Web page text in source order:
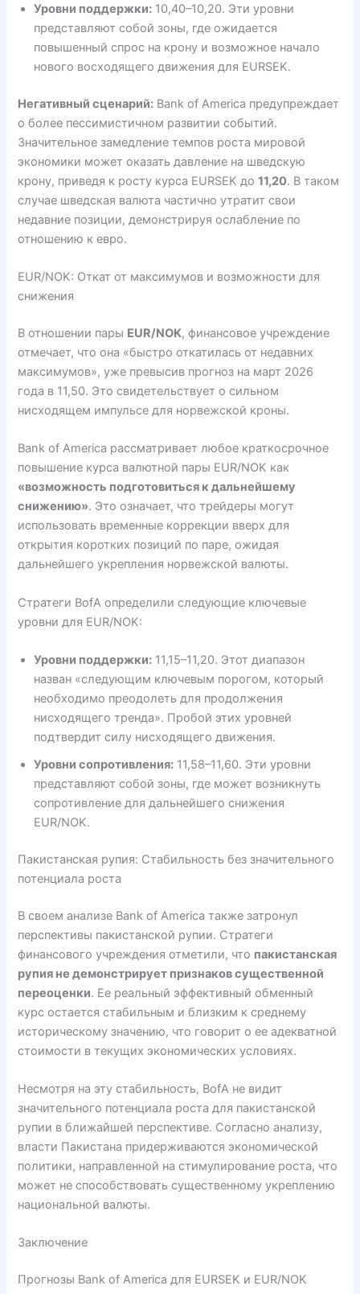
Уровни поддержки: 10,40–10,20. Эти уровни
представляют собой зоны, где ожидается
повышенный спрос на крону и возможное начало
нового восходящего движения для EURSEK.
Негативный сценарий: Bank of America предупреждает
о более пессимистичном развитии событий.
Значительное замедление темпов роста мировой
экономики может оказать давление на шведскую
крону, приведя к росту курса EURSEK до11,20. В таком
случае шведская валюта частично утратит свои
недавние позиции, демонстрируя ослабление по
отношению к евро.
EUR/NOK: Откат от максимумов и возможности для
снижения
В отношении пары EUR/NOK, финансовое учреждение
отмечает, что она «быстро откатилась от недавних
максимумов», уже превысив прогноз на март 2026
года в 11,50. Это свидетельствует о сильном
нисходящем импульсе для норвежской кроны.
Bank of America рассматривает любое краткосрочное
повышение курса валютной пары EUR/NOK как
«возможность подготовиться к дальнейшему
снижению». Это означает, что трейдеры могут
использовать временные коррекции вверх для
открытия коротких позиций по паре, ожидая
дальнейшего укрепления норвежской валюты.
Стратеги BofA определили следующие ключевые
уровни для EUR/NOK:
Уровни поддержки: 11,15–11,20. Этот диапазон
назван «следующим ключевым порогом, который
необходимо преодолеть для продолжения
нисходящего тренда». Пробой этих уровней
подтвердит силу нисходящего движения.
Уровни сопротивления: 11,58–11,60. Эти уровни
представляют собой зоны, где может возникнуть
сопротивление для дальнейшего снижения
EUR/NOK.
Пакистанская рупия: Стабильность без значительного
потенциала роста
В своем анализе Bank of America также затронул
перспективы пакистанской рупии. Стратеги
финансового учреждения отметили, что пакистанская
рупия не демонстрирует признаков существенной
переоценки. Ее реальный эффективный обменный
курс остается стабильным и близким к среднему
историческому значению, что говорит о ее адекватной
стоимости в текущих экономических условиях.
Несмотря на эту стабильность, BofA не видит
значительного потенциала роста для пакистанской
рупии в ближайшей перспективе. Согласно анализу,
власти Пакистана придерживаются экономической
политики, направленной на стимулирование роста, что
может не способствовать существенному укреплению
национальной валюты.
Заключение
Прогнозы Bank of America для EURSEK и EUR/NOK